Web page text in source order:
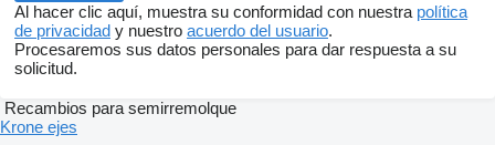
Al hacer clic aquí, muestra su conformidad con nuestra política
de privacidad y nuestro acuerdo del usuario.
Procesaremos sus datos personales para dar respuesta a su
solicitud.
Recambios para semirremolque
Krone ejes